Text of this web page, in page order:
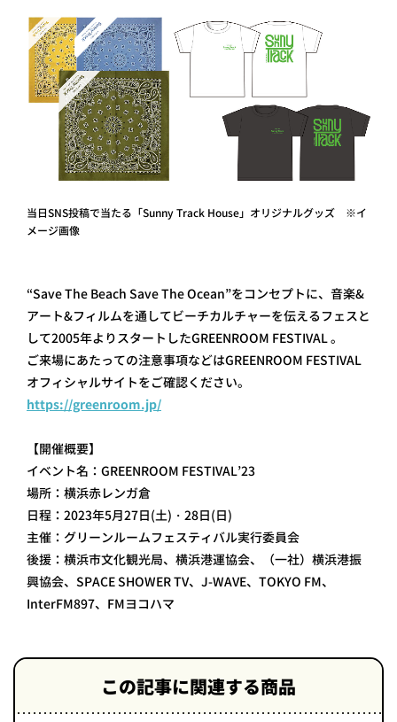
当日SNS投稿で当たる「Sunny Track House」オリジナルグッズ ※イ
メージ画像
“Save The Beach Save The Ocean”をコンセプトに、音楽&
アート&フィルムを通してビーチカルチャーを伝えるフェスと
して2005年よりスタートしたGREENROOM FESTIVAL 。
ご来場にあたっての注意事項などはGREENROOM FESTIVAL
オフィシャルサイトをご確認ください。
https://greenroom.jp/
【開催概要】
イベント名：GREENROOM FESTIVAL’23
場所：横浜赤レンガ倉
日程：2023年5月27日(土)・28日(日)
主催：グリーンルームフェスティバル実行委員会
後援：横浜市文化観光局、横浜港運協会、（一社）横浜港振
興協会、SPACE SHOWER TV、J-WAVE、TOKYO FM、
InterFM897、FMヨコハマ
この記事に関連する商品